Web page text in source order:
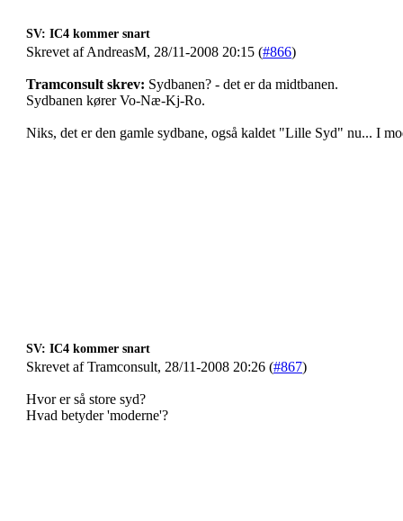
SV: IC4 kommer snart
Skrevet af AndreasM, 28/11-2008 20:15 (#866)
Tramconsult skrev: Sydbanen? - det er da midtbanen.
Sydbanen kører Vo-Næ-Kj-Ro.
Niks, det er den gamle sydbane, også kaldet "Lille Syd" nu... I
SV: IC4 kommer snart
Skrevet af Tramconsult, 28/11-2008 20:26 (#867)
Hvor er så store syd?
Hvad betyder 'moderne'?